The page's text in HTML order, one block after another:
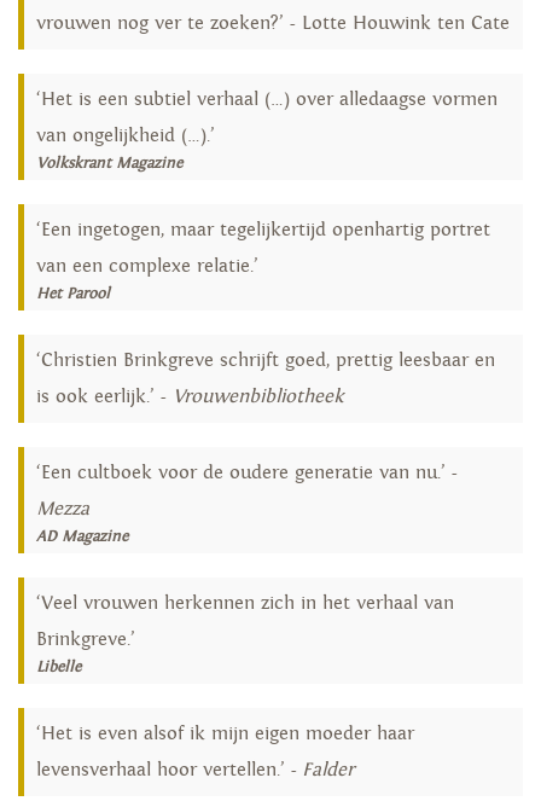
vrouwen nog ver te zoeken?’ - Lotte Houwink ten Cate
‘Het is een subtiel verhaal (…) over alledaagse vormen
van ongelijkheid (…).’
Volkskrant Magazine
‘Een ingetogen, maar tegelijkertijd openhartig portret
van een complexe relatie.’
Het Parool
‘Christien Brinkgreve schrijft goed, prettig leesbaar en
is ook eerlijk.’ - Vrouwenbibliotheek
‘Een cultboek voor de oudere generatie van nu.’ -
Mezza
AD Magazine
‘Veel vrouwen herkennen zich in het verhaal van
Brinkgreve.’
Libelle
‘Het is even alsof ik mijn eigen moeder haar
levensverhaal hoor vertellen.’ - Falder